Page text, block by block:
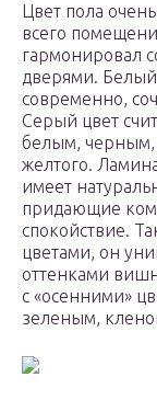
Цвет пола
всего
гармонировал
дверями. Белый
современно,
Серый цвет
белым, черным,
желтого.
имеет
придающие
спокойствие.
цветами, он
оттенками
с «осенними»
зеленым,